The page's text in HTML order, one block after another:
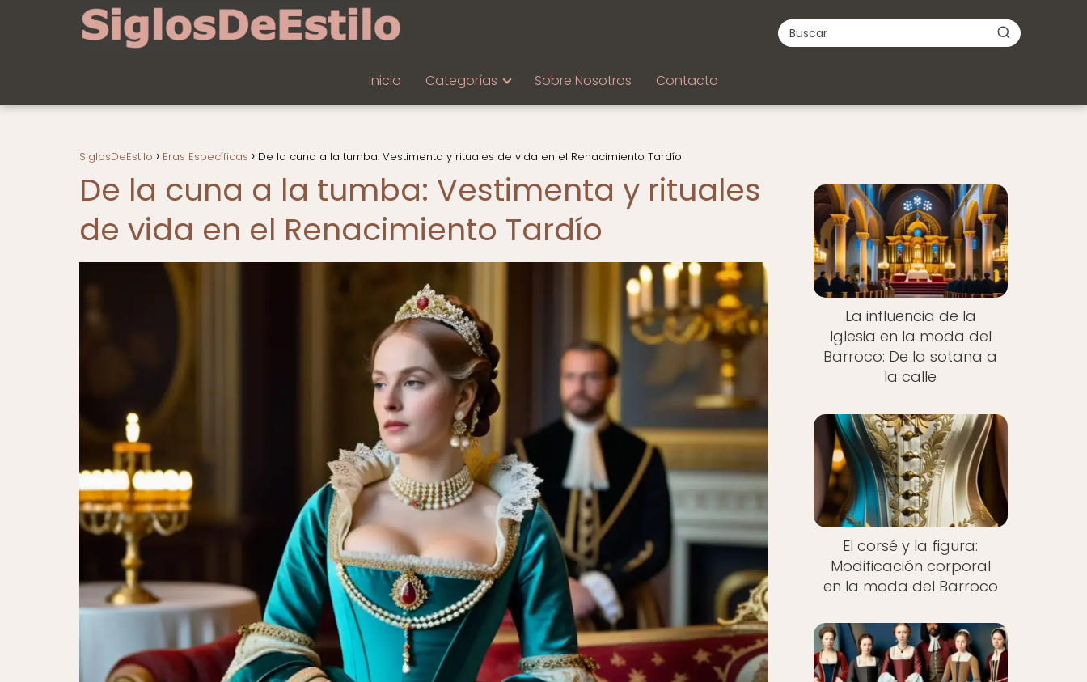
Inicio Categorías Sobre Nosotros Contacto
SiglosDeEstilo Eras Específicas De la cuna a la tumba: Vestimenta y rituales de vida en el Renacimiento Tardío
De la cuna a la tumba: Vestimenta y rituales
de vida en el Renacimiento Tardío
La influencia de la
Iglesia en la moda del
Barroco: De la sotana a
la calle
El corsé y la figura:
Modificación corporal
en la moda del Barroco